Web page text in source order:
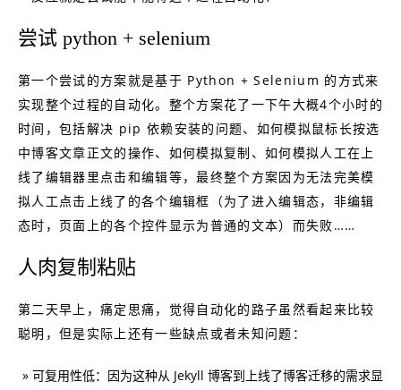
尝试 python + selenium
第一个尝试的方案就是基于 Python + Selenium 的方式来
实现整个过程的自动化。整个方案花了一下午大概4个小时的
时间，包括解决 pip 依赖安装的问题、如何模拟鼠标长按选
中博客文章正文的操作、如何模拟复制、如何模拟人工在上
线了编辑器里点击和编辑等，最终整个方案因为无法完美模
拟人工点击上线了的各个编辑框（为了进入编辑态，非编辑
态时，页面上的各个控件显示为普通的文本）而失败……
人肉复制粘贴
第二天早上，痛定思痛，觉得自动化的路子虽然看起来比较
聪明，但是实际上还有一些缺点或者未知问题：
可复用性低：因为这种从 Jekyll 博客到上线了博客迁移的需求显